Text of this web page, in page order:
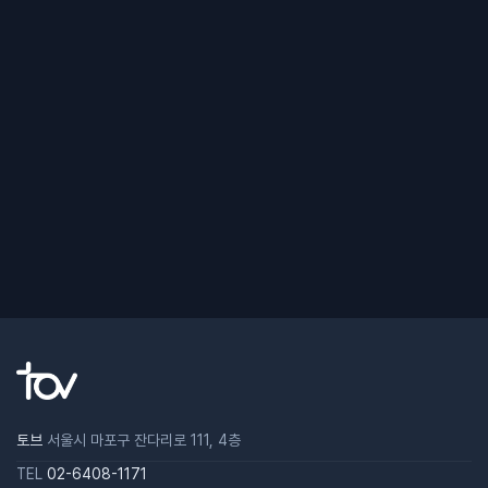
토브 서울시 마포구 잔다리로 111, 4층
TEL 02-6408-1171